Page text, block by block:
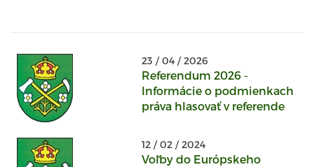
23 / 04 / 2026
Referendum 2026 -
Informácie o podmienkach
práva hlasovať v referende
12 / 02 / 2024
Voľby do Európskeho